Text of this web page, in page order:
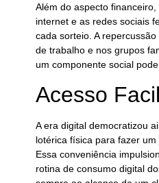
Além do aspecto
internet e as redes sociais
cada sorteio. A
de trabalho e nos grupos
um componente social
Acesso
A era digital democratizou
lotérica física para fazer
Essa conveniência
rotina de consumo digital